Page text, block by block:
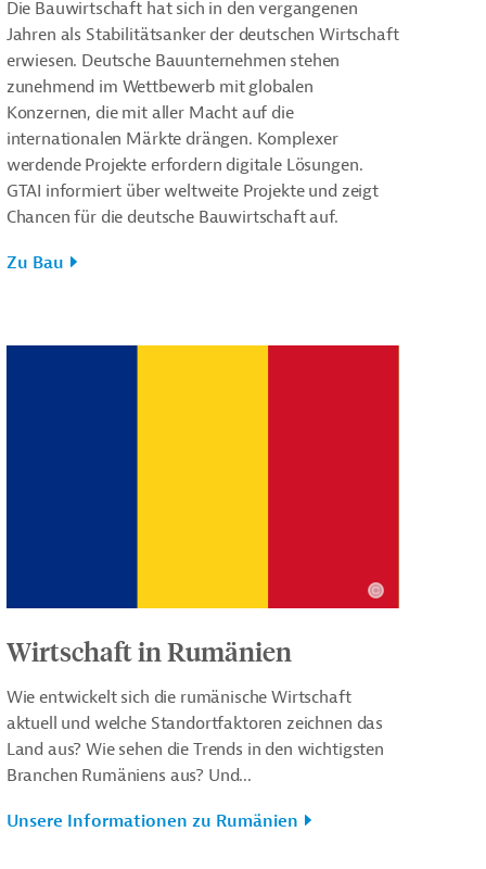
Die Bauwirtschaft hat sich in den vergangenen
Jahren als Stabilitätsanker der deutschen Wirtschaft
erwiesen. Deutsche Bauunternehmen stehen
zunehmend im Wettbewerb mit globalen
Konzernen, die mit aller Macht auf die
internationalen Märkte drängen. Komplexer
werdende Projekte erfordern digitale Lösungen.
GTAI informiert über weltweite Projekte und zeigt
Chancen für die deutsche Bauwirtschaft auf.
Zu Bau
Wirtschaft in Rumänien
Wie entwickelt sich die rumänische Wirtschaft
aktuell und welche Standortfaktoren zeichnen das
Land aus? Wie sehen die Trends in den wichtigsten
Branchen Rumäniens aus? Und...
Unsere Informationen zu Rumänien